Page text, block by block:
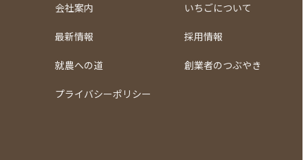
会社案内 いちごについて
最新情報 採用情報
就農への道 創業者のつぶやき
プライバシーポリシー